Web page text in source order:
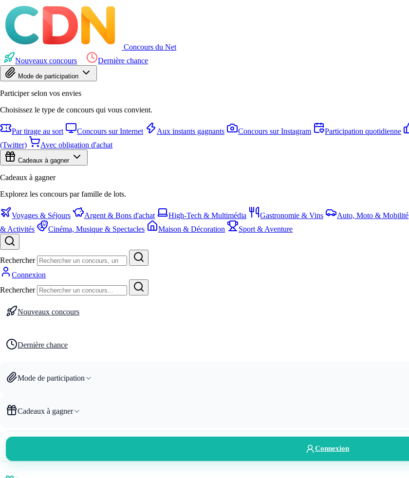
Concours du Net
Nouveaux concours
Dernière chance
Mode de participation
Participer selon vos envies
Choisissez le type de concours qui vous convient.
Par tirage au sort Concours sur Internet Aux instants gagnants Concours sur Instagram Participation quotidienne
(Twitter)
Avec obligation d'achat
Cadeaux à gagner
Cadeaux à gagner
Explorez les concours par famille de lots.
Voyages & Séjours Argent & Bons d'achat High-Tech & Multimédia Gastronomie & Vins Auto, Moto & Mobilité
& Activités
Cinéma, Musique & Spectacles Maison & Décoration Sport & Aventure
Rechercher
Connexion
Rechercher
Nouveaux concours
Dernière chance
Mode de participation
Cadeaux à gagner
Connexion